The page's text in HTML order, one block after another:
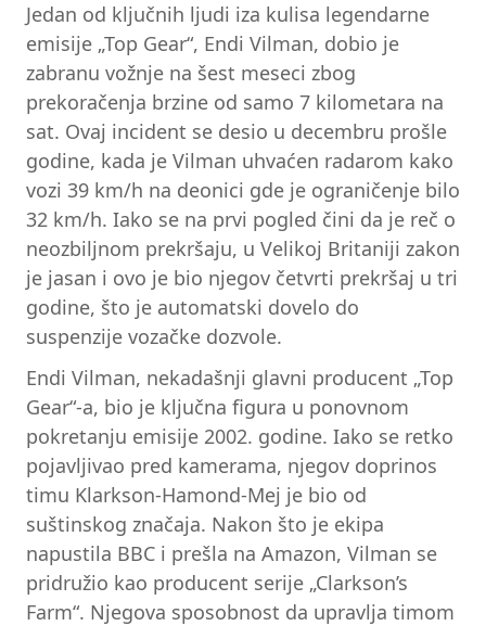
Jedan od ključnih ljudi iza kulisa legendarne
emisije „Top Gear“, Endi Vilman, dobio je
zabranu vožnje na šest meseci zbog
prekoračenja brzine od samo 7 kilometara na
sat. Ovaj incident se desio u decembru prošle
godine, kada je Vilman uhvaćen radarom kako
vozi 39 km/h na deonici gde je ograničenje bilo
32 km/h. Iako se na prvi pogled čini da je reč o
neozbiljnom prekršaju, u Velikoj Britaniji zakon
je jasan i ovo je bio njegov četvrti prekršaj u tri
godine, što je automatski dovelo do
suspenzije vozačke dozvole.
Endi Vilman, nekadašnji glavni producent „Top
Gear“-a, bio je ključna figura u ponovnom
pokretanju emisije 2002. godine. Iako se retko
pojavljivao pred kamerama, njegov doprinos
timu Klarkson-Hamond-Mej je bio od
suštinskog značaja. Nakon što je ekipa
napustila BBC i prešla na Amazon, Vilman se
pridružio kao producent serije „Clarkson’s
Farm“. Njegova sposobnost da upravlja timom